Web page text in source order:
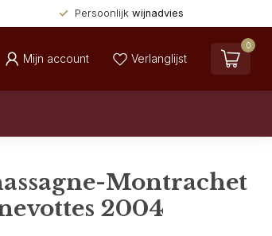
Persoonlijk wijnadvies
Mijn account Verlanglijst
0
Montrachet
2004